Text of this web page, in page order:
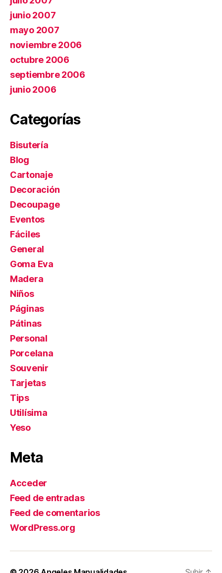
junio 2007
mayo 2007
noviembre 2006
octubre 2006
septiembre 2006
junio 2006
Categorías
Bisutería
Blog
Cartonaje
Decoración
Decoupage
Eventos
Fáciles
General
Goma Eva
Madera
Niños
Páginas
Pátinas
Personal
Porcelana
Souvenir
Tarjetas
Tips
Utilísima
Yeso
Meta
Acceder
Feed de entradas
Feed de comentarios
WordPress.org